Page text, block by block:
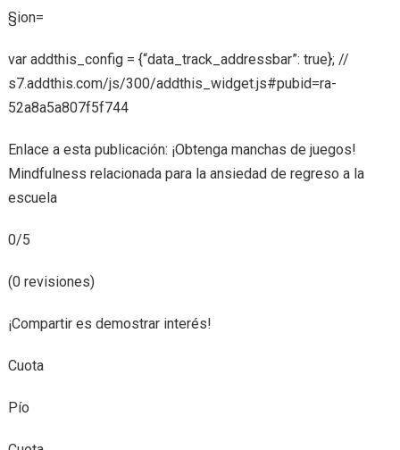
§ion=
var addthis_config = {“data_track_addressbar”: true}; //
s7.addthis.com/js/300/addthis_widget.js#pubid=ra-
52a8a5a807f5f744
Enlace a esta publicación: ¡Obtenga manchas de juegos!
Mindfulness relacionada para la ansiedad de regreso a la
escuela
0/5
(0 revisiones)
¡Compartir es demostrar interés!
Cuota
Pío